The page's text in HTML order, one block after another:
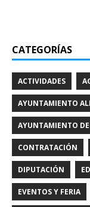
CATEGORÍAS
ACTIVIDADES
AYUNTAMIENTO
AYUNTAMIENTO
CONTRATACIÓN
DIPUTACIÓN
EVENTOS Y FERIA